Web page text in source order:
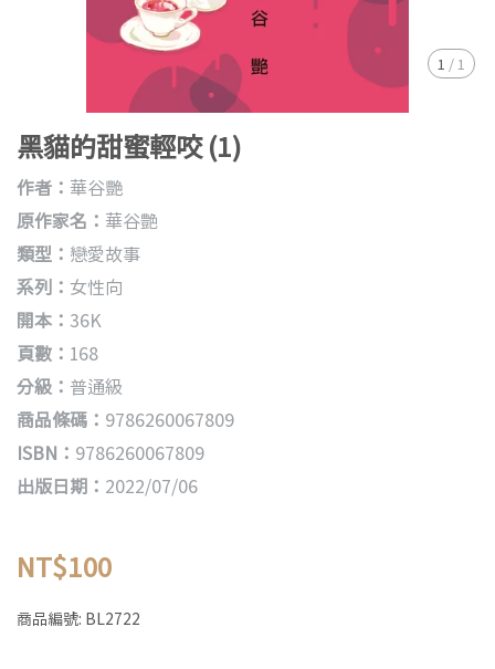
1 / 1
黑貓的甜蜜輕咬 (1)
作者： 華谷艷
原作家名： 華谷艶
類型： 戀愛故事
系列： 女性向
開本： 36K
頁數： 168
分級： 普通級
商品條碼： 9786260067809
ISBN： 9786260067809
出版日期： 2022/07/06
NT$100
商品編號: BL2722